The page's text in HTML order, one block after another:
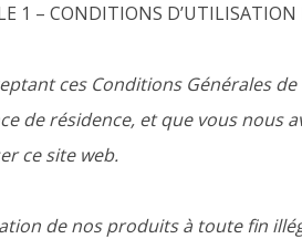
1 – CONDITIONS
ces Conditions Générales
de résidence, et que vous nous
ce site web.
de nos produits à toute fin